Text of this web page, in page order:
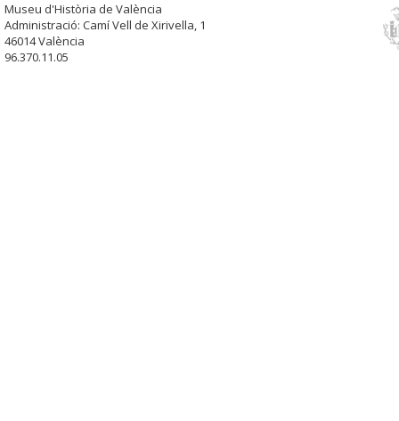
Museu d'Història de València
Administració: Camí Vell de Xirivella, 1
46014 València
96.370.11.05